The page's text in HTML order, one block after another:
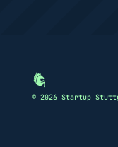
© 2026 Startup